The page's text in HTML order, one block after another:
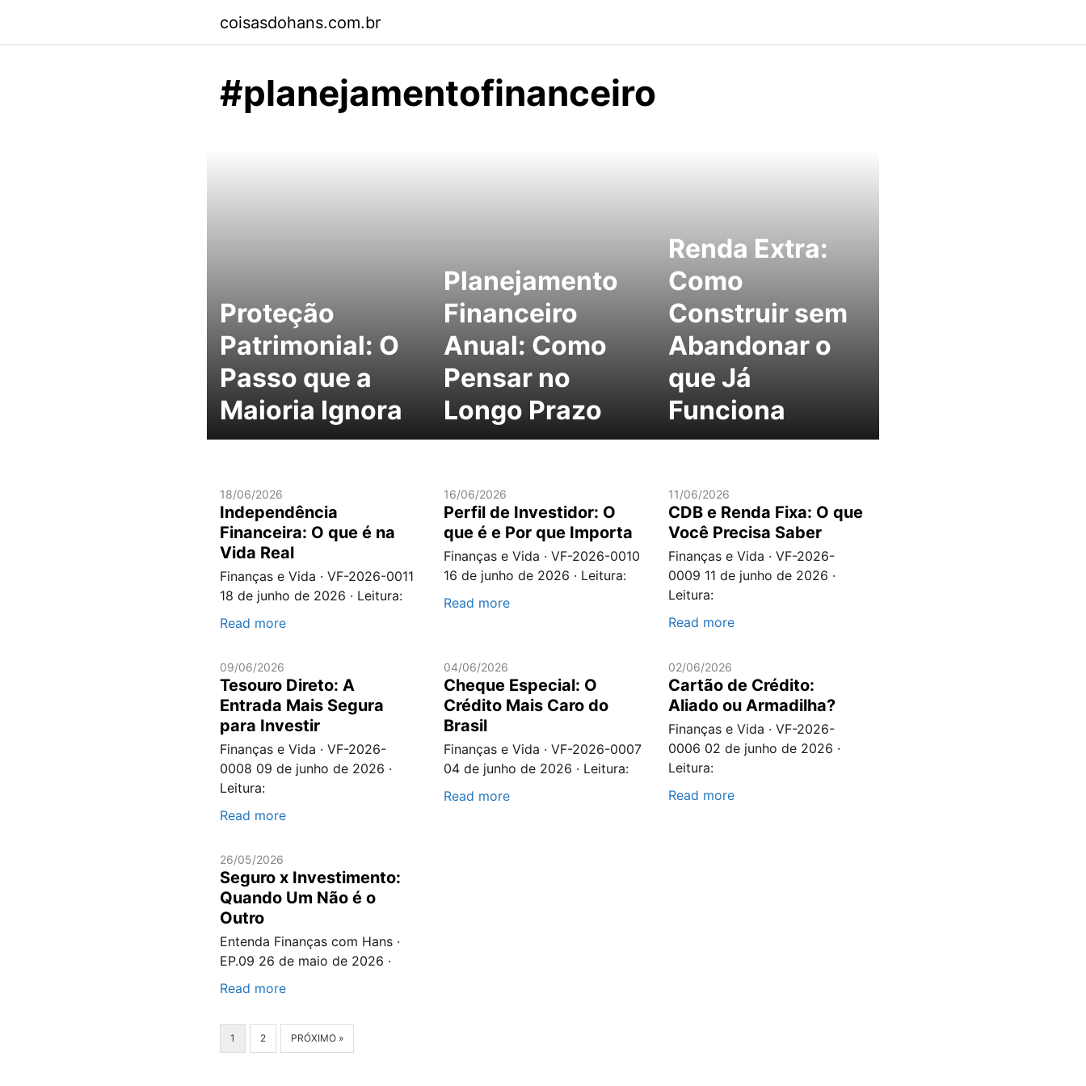
content
coisasdohans.com.br
#planejamentofinanceiro
Proteção
Patrimonial: O
Passo que a
Maioria Ignora
Planejamento
Financeiro
Anual: Como
Pensar no
Longo Prazo
Renda Extra:
Como
Construir sem
Abandonar o
que Já
Funciona
18/06/2026
Independência
Financeira: O que é na
Vida Real
Finanças e Vida · VF-2026-0011
18 de junho de 2026 · Leitura:
Read more
16/06/2026
Perfil de Investidor: O
que é e Por que Importa
Finanças e Vida · VF-2026-0010
16 de junho de 2026 · Leitura:
Read more
11/06/2026
CDB e Renda Fixa: O que
Você Precisa Saber
Finanças e Vida · VF-2026-
0009 11 de junho de 2026 ·
Leitura:
Read more
09/06/2026
Tesouro Direto: A
Entrada Mais Segura
para Investir
Finanças e Vida · VF-2026-
0008 09 de junho de 2026 ·
Leitura:
Read more
04/06/2026
Cheque Especial: O
Crédito Mais Caro do
Brasil
Finanças e Vida · VF-2026-0007
04 de junho de 2026 · Leitura:
Read more
02/06/2026
Cartão de Crédito:
Aliado ou Armadilha?
Finanças e Vida · VF-2026-
0006 02 de junho de 2026 ·
Leitura:
Read more
26/05/2026
Seguro x Investimento:
Quando Um Não é o
Outro
Entenda Finanças com Hans ·
EP.09 26 de maio de 2026 ·
Read more
1 2 PRÓXIMO »